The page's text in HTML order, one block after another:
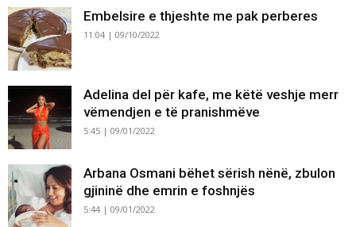
Embelsire e thjeshte me pak perberes
11:04 | 09/10/2022
Adelina del për kafe, me këtë veshje merr
vëmendjen e të pranishmëve
5:45 | 09/01/2022
Arbana Osmani bëhet sërish nënë, zbulon
gjininë dhe emrin e foshnjës
5:44 | 09/01/2022